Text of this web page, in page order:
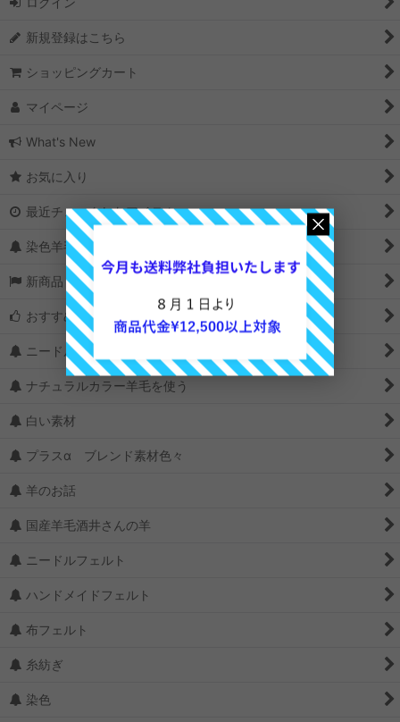
新規登録はこちら
ショッピングカート
マイページ
What's New
お気に入り
最近チェックしたアイテム
染色羊毛の選び方
新商品＆再入荷
おすすめ
ニードルの選び方
ナチュラルカラー羊毛を使う
白い素材
プラスα ブレンド素材色々
羊のお話
国産羊毛酒井さんの羊
ニードルフェルト
ハンドメイドフェルト
布フェルト
糸紡ぎ
染色